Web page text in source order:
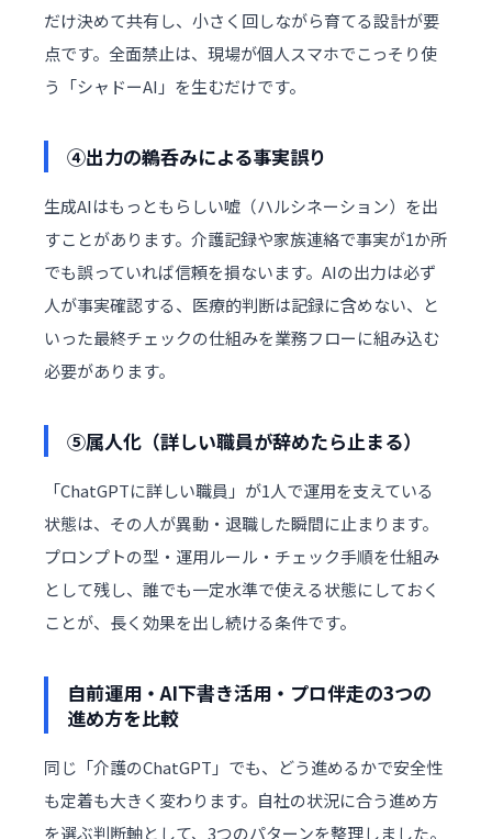
だけ決めて共有し、小さく回しながら育てる設計が要
点です。全面禁止は、現場が個人スマホでこっそり使
う「シャドーAI」を生むだけです。
④出力の鵜呑みによる事実誤り
生成AIはもっともらしい嘘（ハルシネーション）を出
すことがあります。介護記録や家族連絡で事実が1か所
でも誤っていれば信頼を損ないます。AIの出力は必ず
人が事実確認する、医療的判断は記録に含めない、と
いった最終チェックの仕組みを業務フローに組み込む
必要があります。
⑤属人化（詳しい職員が辞めたら止まる）
「ChatGPTに詳しい職員」が1人で運用を支えている
状態は、その人が異動・退職した瞬間に止まります。
プロンプトの型・運用ルール・チェック手順を仕組み
として残し、誰でも一定水準で使える状態にしておく
ことが、長く効果を出し続ける条件です。
自前運用・AI下書き活用・プロ伴走の3つの
進め方を比較
同じ「介護のChatGPT」でも、どう進めるかで安全性
も定着も大きく変わります。自社の状況に合う進め方
を選ぶ判断軸として、3つのパターンを整理しました。